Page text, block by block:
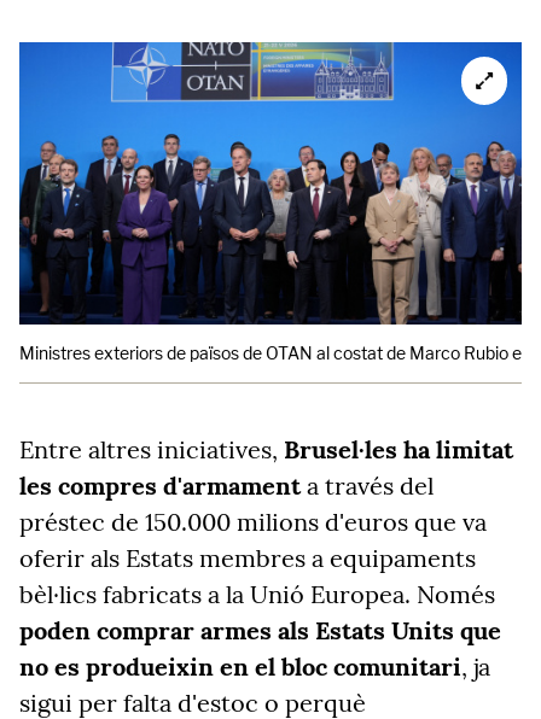
Ministres exteriors de països de OTAN al costat de Marco Rubio en
Entre altres iniciatives, Brusel·les ha limitat
les compres d'armamenta través del
préstec de 150.000 milions d'euros que va
oferir als Estats membres a equipaments
bèl·lics fabricats a la Unió Europea. Només
poden comprar armes als Estats Units que
no es produeixin en el bloc comunitari, ja
sigui per falta d'estoc o perquè